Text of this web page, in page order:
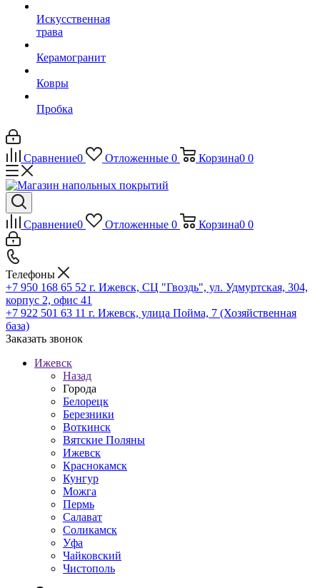
Искусственная
трава
Керамогранит
Ковры
Пробка
Сравнение0 Отложенные 0 Корзина0 0
Сравнение0 Отложенные 0 Корзина0 0
Телефоны
+7 950 168 65 52 г. Ижевск, СЦ "Гвоздь", ул. Удмуртская, 304,
корпус 2, офис 41
+7 922 501 63 11 г. Ижевск, улица Пойма, 7 (Хозяйственная
база)
Заказать звонок
Ижевск
Назад
Города
Белорецк
Березники
Воткинск
Вятские Поляны
Ижевск
Краснокамск
Кунгур
Можга
Пермь
Салават
Соликамск
Уфа
Чайковский
Чистополь